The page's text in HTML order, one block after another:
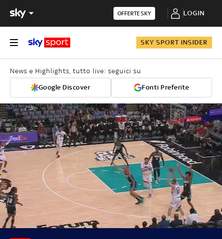
OFFERTE SKY LOGIN
SKY SPORT INSIDER
News e Highlights, tutto live: seguici su
Google Discover Fonti Preferite